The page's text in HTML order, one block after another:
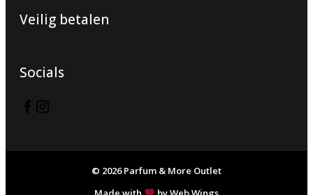
Veilig betalen
Socials
© 2026 Parfum & More Outlet